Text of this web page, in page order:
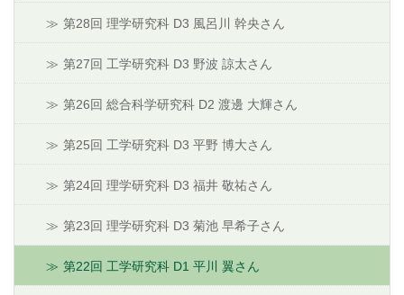
第28回 理学研究科 D3 風呂川 幹央さん
第27回 工学研究科 D3 野波 諒太さん
第26回 総合科学研究科 D2 渡邊 大輝さん
第25回 工学研究科 D3 平野 博大さん
第24回 理学研究科 D3 福井 敬祐さん
第23回 理学研究科 D3 菊池 早希子さん
第22回 工学研究科 D1 平川 翼さん